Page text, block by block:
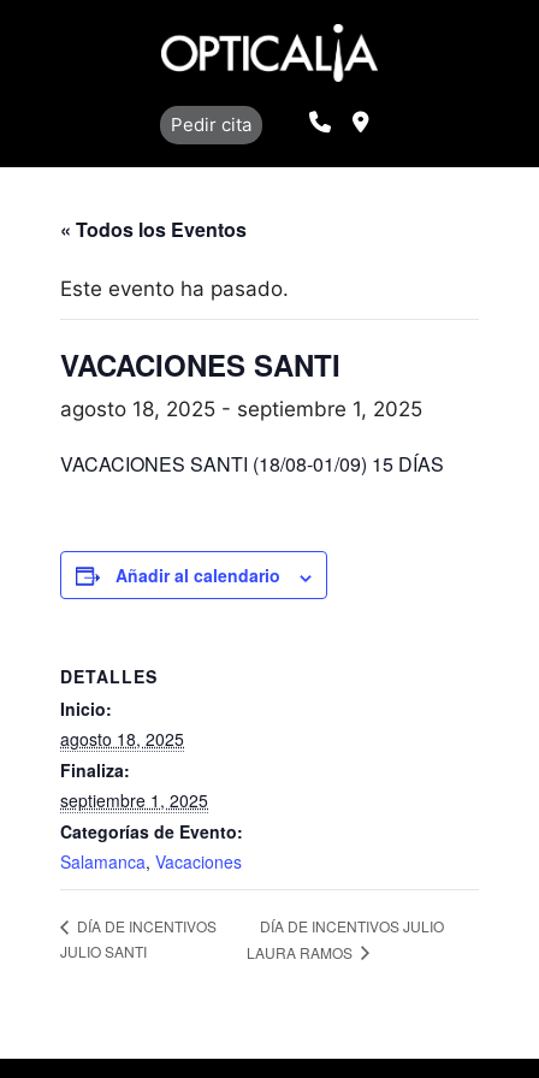
Pedir cita LlamarLocalización
« Todos los Eventos
Este evento ha pasado.
VACACIONES SANTI
agosto 18, 2025 - septiembre 1, 2025
VACACIONES SANTI (18/08-01/09) 15 DÍAS
Añadir al calendario
DETALLES
Inicio:
agosto 18, 2025
Finaliza:
septiembre 1, 2025
Categorías de Evento:
Salamanca, Vacaciones
DÍA DE INCENTIVOS
JULIO SANTI
DÍA DE INCENTIVOS JULIO
LAURA RAMOS